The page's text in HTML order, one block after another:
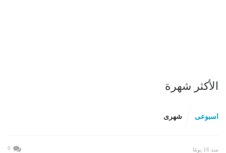
الأكثر شهرة
اسبوعى شهرى
منذ 16 يومًا 0